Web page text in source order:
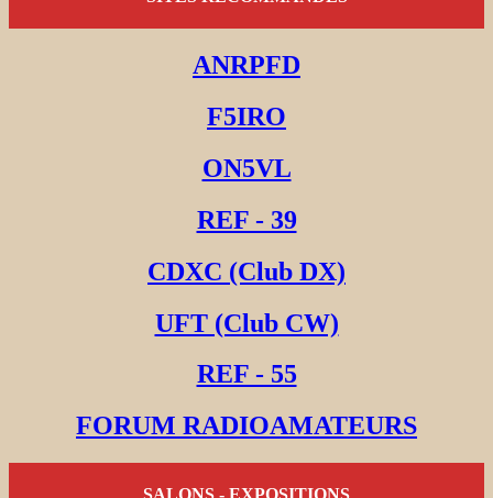
ANRPFD
F5IRO
ON5VL
REF - 39
CDXC (Club DX)
UFT (Club CW)
REF - 55
FORUM RADIOAMATEURS